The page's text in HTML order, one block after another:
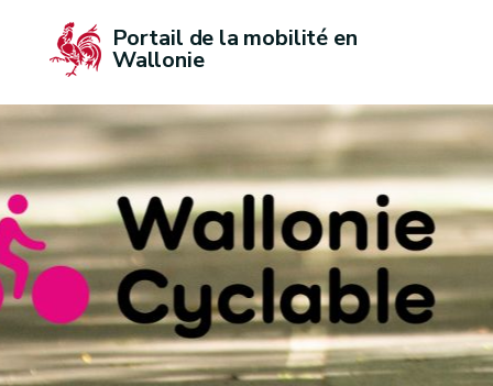
Portail de la mobilité en
Wallonie